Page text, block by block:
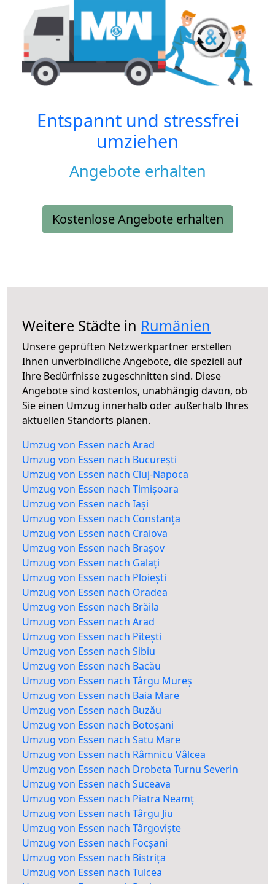
Entspannt und stressfrei
umziehen
Angebote erhalten
Kostenlose Angebote erhalten
Weitere Städte in Rumänien
Unsere geprüften Netzwerkpartner erstellen
Ihnen unverbindliche Angebote, die speziell auf
Ihre Bedürfnisse zugeschnitten sind. Diese
Angebote sind kostenlos, unabhängig davon, ob
Sie einen Umzug innerhalb oder außerhalb Ihres
aktuellen Standorts planen.
Umzug von Essen nach Arad
Umzug von Essen nach București
Umzug von Essen nach Cluj-Napoca
Umzug von Essen nach Timișoara
Umzug von Essen nach Iași
Umzug von Essen nach Constanța
Umzug von Essen nach Craiova
Umzug von Essen nach Brașov
Umzug von Essen nach Galați
Umzug von Essen nach Ploiești
Umzug von Essen nach Oradea
Umzug von Essen nach Brăila
Umzug von Essen nach Arad
Umzug von Essen nach Pitești
Umzug von Essen nach Sibiu
Umzug von Essen nach Bacău
Umzug von Essen nach Târgu Mureș
Umzug von Essen nach Baia Mare
Umzug von Essen nach Buzău
Umzug von Essen nach Botoșani
Umzug von Essen nach Satu Mare
Umzug von Essen nach Râmnicu Vâlcea
Umzug von Essen nach Drobeta Turnu Severin
Umzug von Essen nach Suceava
Umzug von Essen nach Piatra Neamț
Umzug von Essen nach Târgu Jiu
Umzug von Essen nach Târgoviște
Umzug von Essen nach Focșani
Umzug von Essen nach Bistrița
Umzug von Essen nach Tulcea